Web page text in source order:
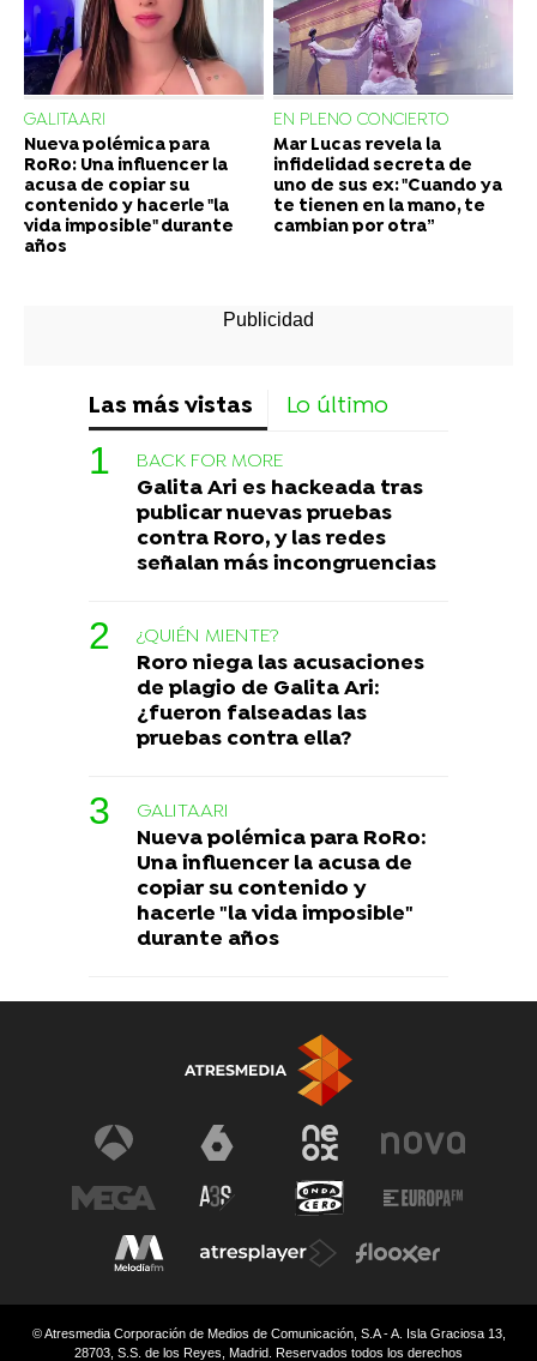
GALITAARI
Nueva polémica para
RoRo: Una influencer la
acusa de copiar su
contenido y hacerle "la
vida imposible" durante
años
EN PLENO CONCIERTO
Mar Lucas revela la
infidelidad secreta de
uno de sus ex: "Cuando ya
te tienen en la mano, te
cambian por otra”
Las más vistas Lo último
BACK FOR MORE
Galita Ari es hackeada tras
publicar nuevas pruebas
contra Roro, y las redes
señalan más incongruencias
¿QUIÉN MIENTE?
Roro niega las acusaciones
de plagio de Galita Ari:
¿fueron falseadas las
pruebas contra ella?
GALITAARI
Nueva polémica para RoRo:
Una influencer la acusa de
copiar su contenido y
hacerle "la vida imposible"
durante años
© Atresmedia Corporación de Medios de Comunicación, S.A - A. Isla Graciosa 13,
28703, S.S. de los Reyes, Madrid. Reservados todos los derechos